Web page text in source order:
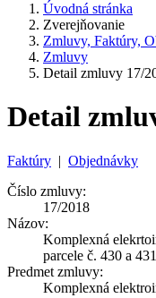
Úvodná stránka
Zverejňovanie
Zmluvy, Faktúry,
Zmluvy
Detail zmluvy 17/
Detail
Faktúry | Objednávky
Číslo zmluvy:
17/2018
Názov:
Komplexná
parcele č. 430 a 431
Predmet zmluvy:
Komplexná